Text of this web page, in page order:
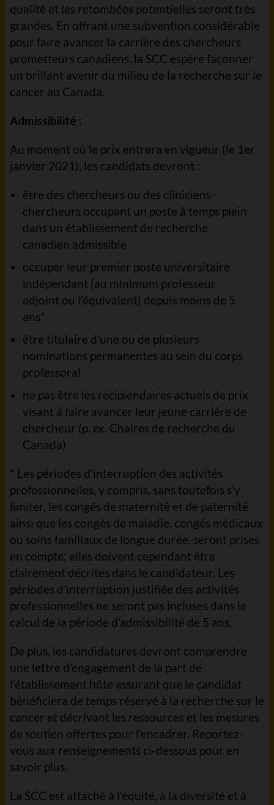
qualité et les retombées potentielles seront très
grandes. En offrant une subvention considérable
pour faire avancer la carrière des chercheurs
prometteurs canadiens, la SCC espère façonner
un brillant avenir du milieu de la recherche sur le
cancer au Canada.
Admissibilité :
Au moment où le prix entrera en vigueur (le 1er
janvier 2021), les candidats devront :
être des chercheurs ou des cliniciens-
chercheurs occupant un poste à temps plein
dans un établissement de recherche
canadien admissible
occuper leur premier poste universitaire
indépendant (au minimum professeur
adjoint ou l’équivalent) depuis moins de 5
ans*
être titulaire d’une ou de plusieurs
nominations permanentes au sein du corps
professoral
ne pas être les récipiendaires actuels de prix
visant à faire avancer leur jeune carrière de
chercheur (p. ex. Chaires de recherche du
Canada)
* Les périodes d’interruption des activités
professionnelles, y compris, sans toutefois s’y
limiter, les congés de maternité et de paternité
ainsi que les congés de maladie, congés médicaux
ou soins familiaux de longue durée, seront prises
en compte; elles doivent cependant être
clairement décrites dans le candidateur. Les
périodes d’interruption justifiée des activités
professionnelles ne seront pas incluses dans le
calcul de la période d’admissibilité de 5 ans.
De plus, les candidatures devront comprendre
une lettre d’engagement de la part de
l’établissement hôte assurant que le candidat
bénéficiera de temps réservé à la recherche sur le
cancer et décrivant les ressources et les mesures
de soutien offertes pour l’encadrer. Reportez-
vous aux renseignements ci-dessous pour en
savoir plus.
La SCC est attaché à l'équité, à la diversité et à